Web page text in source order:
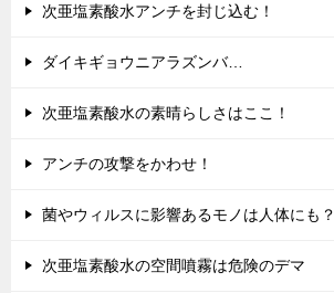
次亜塩素酸水アンチを封じ込む！
ダイキギョウニアラズンバ…
次亜塩素酸水の素晴らしさはここ！
アンチの攻撃をかわせ！
菌やウィルスに影響あるモノは人体にも？
次亜塩素酸水の空間噴霧は危険のデマ